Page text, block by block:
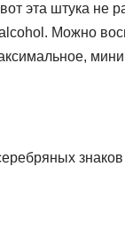
эта штука не
Можно